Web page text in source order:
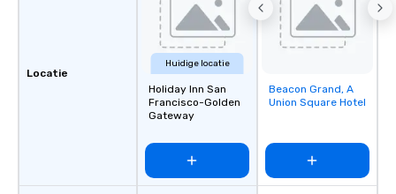
Locatie
Huidige locatie
Holiday Inn San
Francisco-Golden
Gateway
Removed from
favorites
Beacon Grand, A
Union Square Hotel